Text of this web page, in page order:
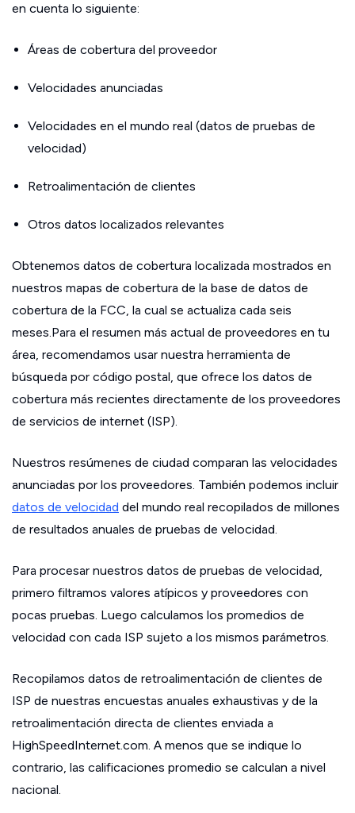
en cuenta lo siguiente:
Áreas de cobertura del proveedor
Velocidades anunciadas
Velocidades en el mundo real (datos de pruebas de
velocidad)
Retroalimentación de clientes
Otros datos localizados relevantes
Obtenemos datos de cobertura localizada mostrados en
nuestros mapas de cobertura de la base de datos de
cobertura de la FCC, la cual se actualiza cada seis
meses.Para el resumen más actual de proveedores en tu
área, recomendamos usar nuestra herramienta de
búsqueda por código postal, que ofrece los datos de
cobertura más recientes directamente de los proveedores
de servicios de internet (ISP).
Nuestros resúmenes de ciudad comparan las velocidades
anunciadas por los proveedores. También podemos incluir
datos de velocidad del mundo real recopilados de millones
de resultados anuales de pruebas de velocidad.
Para procesar nuestros datos de pruebas de velocidad,
primero filtramos valores atípicos y proveedores con
pocas pruebas. Luego calculamos los promedios de
velocidad con cada ISP sujeto a los mismos parámetros.
Recopilamos datos de retroalimentación de clientes de
ISP de nuestras encuestas anuales exhaustivas y de la
retroalimentación directa de clientes enviada a
HighSpeedInternet.com. A menos que se indique lo
contrario, las calificaciones promedio se calculan a nivel
nacional.